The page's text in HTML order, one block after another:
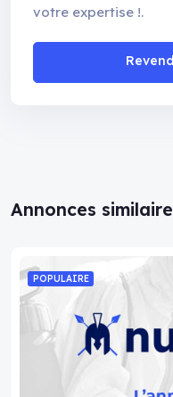
votre expertise !.
Annonces
POPULAIRE